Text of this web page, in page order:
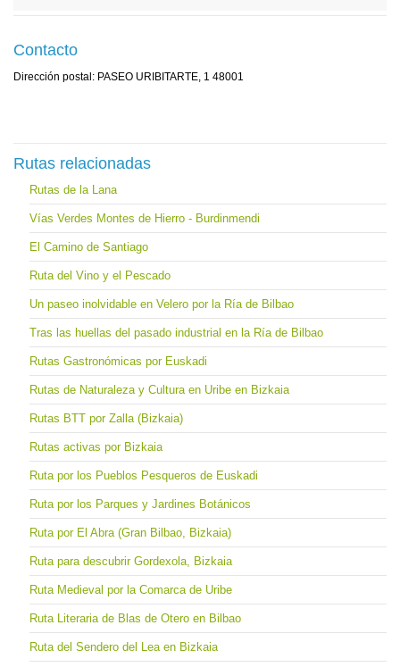
Contacto
Dirección postal: PASEO URIBITARTE, 1 48001
Rutas relacionadas
Rutas de la Lana
Vías Verdes Montes de Hierro - Burdinmendi
El Camino de Santiago
Ruta del Vino y el Pescado
Un paseo inolvidable en Velero por la Ría de Bilbao
Tras las huellas del pasado industrial en la Ría de Bilbao
Rutas Gastronómicas por Euskadi
Rutas de Naturaleza y Cultura en Uribe en Bizkaia
Rutas BTT por Zalla (Bizkaia)
Rutas activas por Bizkaia
Ruta por los Pueblos Pesqueros de Euskadi
Ruta por los Parques y Jardines Botánicos
Ruta por El Abra (Gran Bilbao, Bizkaia)
Ruta para descubrir Gordexola, Bizkaia
Ruta Medieval por la Comarca de Uribe
Ruta Literaria de Blas de Otero en Bilbao
Ruta del Sendero del Lea en Bizkaia